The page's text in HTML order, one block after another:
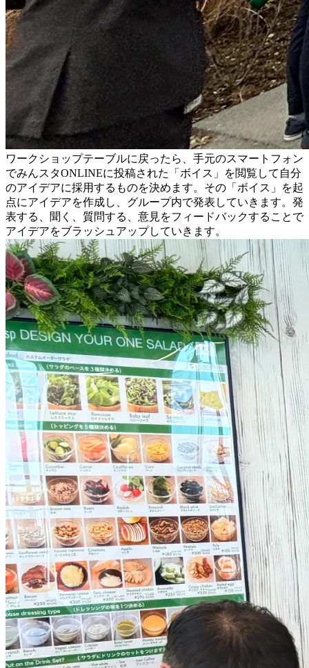
ワークショップテーブルに戻ったら、手元のスマートフォン
でみんスタONLINEに投稿された「ボイス」を閲覧して自分
のアイデアに採用するものを決めます。その「ボイス」を起
点にアイデアを作成し、グループ内で発表していきます。発
表する、聞く、質問する、意見をフィードバックすることで
アイデアをブラッシュアップしていきます。